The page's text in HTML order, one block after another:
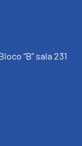
“B” sala 231